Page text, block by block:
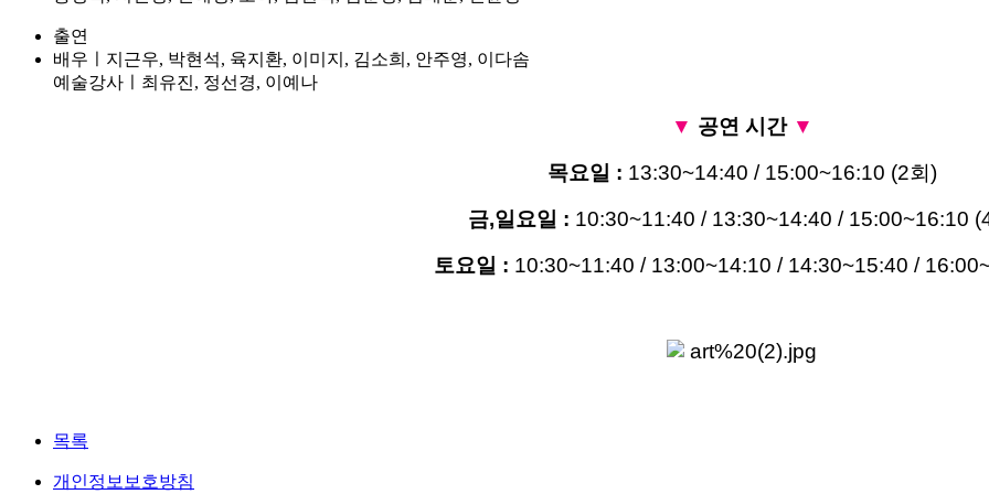
출연
배우ㅣ지근우, 박현석, 육지환, 이미지, 김소희, 안주영, 이다솜
예술강사ㅣ최유진, 정선경, 이예나
▼ ​ 공연 시간 ▼
목요일 : 13:30~14:40 / 15:00~16:10 (2회 )
금,일요일 : 10:30~11:40 / 13:30~14:40 / 15:00~16:10
토요일 : 10:30~11:40 / 13:00~14:10 / 14:30~15:40 /
목록
개인정보보호방침